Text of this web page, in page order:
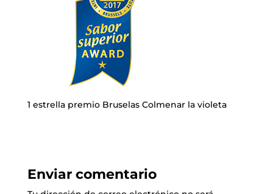
1 estrella premio Bruselas Colmenar la violeta
Enviar comentario